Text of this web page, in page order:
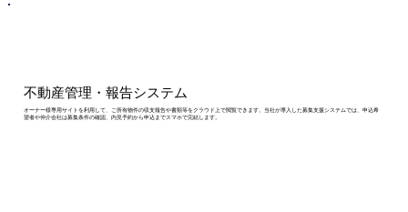
不動産管理・報告システム
オーナー様専用サイトを利用して、ご所有物件の収支報告や書類等をクラウド上で閲覧できます。当社が導入した募集支援システムでは、申込希
望者や仲介会社は募集条件の確認、内見予約から申込までスマホで完結します。